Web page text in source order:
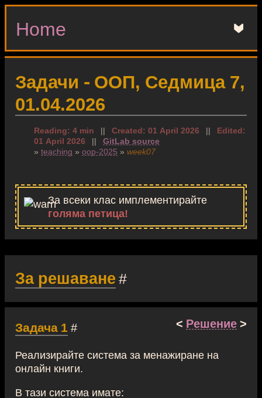
Home ▼
Задачи - ООП, Седмица 7,
01.04.2026
Reading: 4 min || Created: 01 April 2026 || Edited:
01 April 2026 || GitLab source
» teaching » oop-2025 » week07
За всеки клас имплементирайте
голяма петица!
За решаване #
Задача 1 # < Решение >
Реализирайте система за менажиране на
онлайн книги.
В тази система имате: